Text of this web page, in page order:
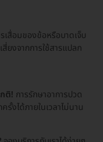
เสื่อมของข้อหรือบาดเจ็บ
ยงจากการใช้สารแปลก
ติ! การรักษาอาการปวด
งได้ภายในเวลาไม่นาน